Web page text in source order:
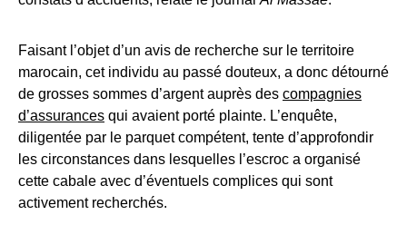
Faisant l’objet d’un avis de recherche sur le territoire
marocain, cet individu au passé douteux, a donc détourné
de grosses sommes d’argent auprès des compagnies
d’assurances qui avaient porté plainte. L’enquête,
diligentée par le parquet compétent, tente d’approfondir
les circonstances dans lesquelles l’escroc a organisé
cette cabale avec d’éventuels complices qui sont
activement recherchés.